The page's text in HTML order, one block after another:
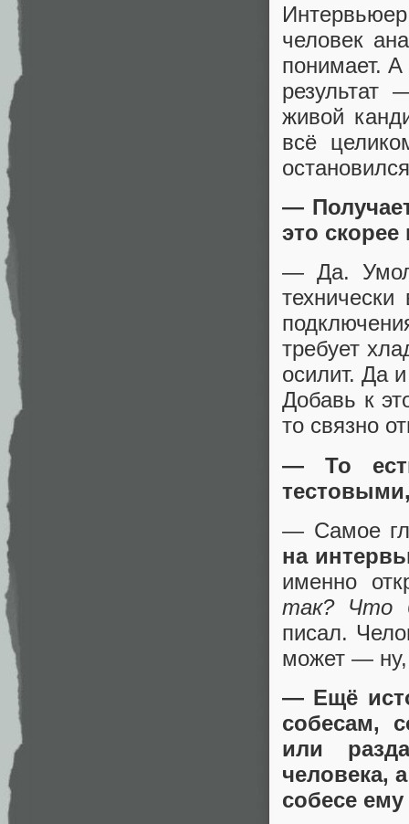
человек
понимает.
живой
всё
—
это
— Да.
требует
осилит. Да
Добавь к
то связно
— То
— Самое
на
именно
так? Что
писал.
может — ну,
— Ещё
собесам,
или
человека,
собесе